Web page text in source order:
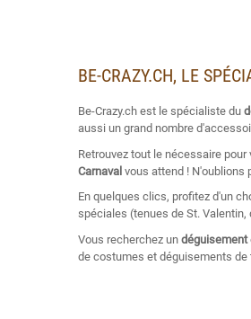
BE-CRAZY.CH, LE
Be-Crazy.ch est le spécialiste du
aussi un grand nombre
Retrouvez tout le nécessaire
Carnaval vous attend ! N'oublions
En quelques clics, profitez d'un
spéciales (tenues de St. Valentin,
Vous recherchez un déguisement
de costumes et déguisements de